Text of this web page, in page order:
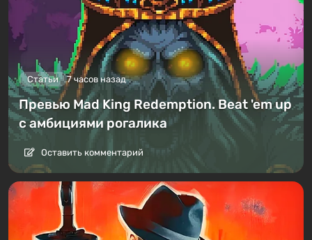
Статьи 7 часов назад
Превью Mad King Redemption. Beat 'em up
с амбициями рогалика
Оставить комментарий